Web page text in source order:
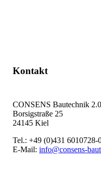
Kontakt
CONSENS Bautechnik
Borsigstraße 25
24145 Kiel
Tel.: +49 (0)431 6010728-
E-Mail:info@consens-